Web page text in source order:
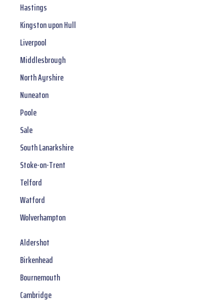
Hastings
Kingston upon Hull
Liverpool
Middlesbrough
North Ayrshire
Nuneaton
Poole
Sale
South Lanarkshire
Stoke-on-Trent
Telford
Watford
Wolverhampton
Aldershot
Birkenhead
Bournemouth
Cambridge